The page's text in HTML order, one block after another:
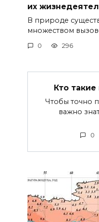
их
В природе
множеством
0 296
Кто
Чтобы точно
важно
0